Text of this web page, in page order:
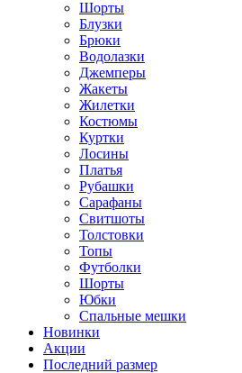
Шорты
Блузки
Брюки
Водолазки
Джемперы
Жакеты
Жилетки
Костюмы
Куртки
Лосины
Платья
Рубашки
Сарафаны
Свитшоты
Толстовки
Топы
Футболки
Шорты
Юбки
Спальные мешки
Новинки
Акции
Последний размер